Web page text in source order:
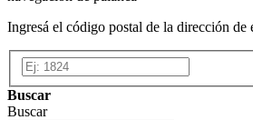
Ingresá el código postal de la dirección de
Buscar
Buscar